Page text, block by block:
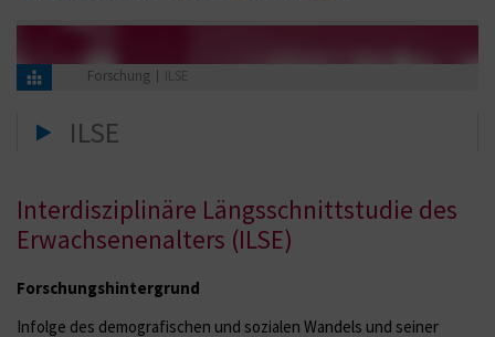
Forschung ILSE
ILSE
Interdisziplinäre Längsschnittstudie des
Erwachsenenalters (ILSE)
Forschungshintergrund
Infolge des demografischen und sozialen Wandels und seiner